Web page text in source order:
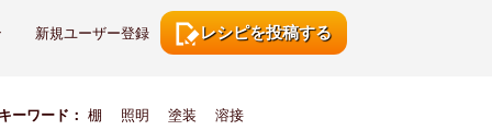
レシピを投稿する
新規ユーザー登録
ーワード： 棚 照明 塗装 溶接